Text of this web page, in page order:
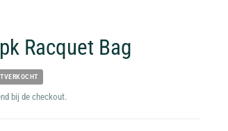
Racquet Bag
bij de checkout.